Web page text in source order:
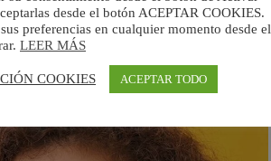
se acumulan bacterias). En estos casos, una
mejorar la salud bucodental del paciente.
desde el botón ACEPTAR COOKIES.
preferencias en cualquier momento desde el
LEER MÁS
COOKIES ACEPTAR TODO